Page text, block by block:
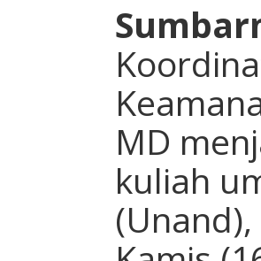
MD
kuliah